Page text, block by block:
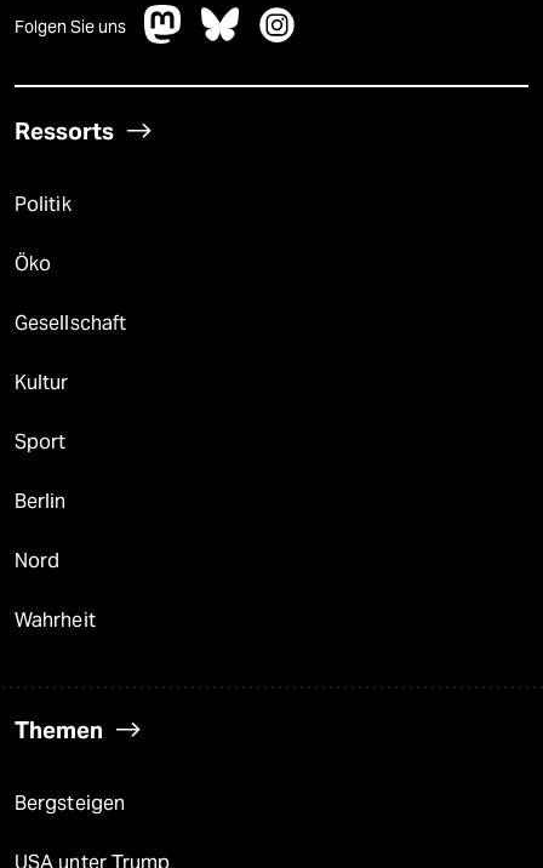
Folgen Sie uns
Ressorts
Politik
Öko
Gesellschaft
Kultur
Sport
Berlin
Nord
Wahrheit
Themen
Bergsteigen
USA unter Trump